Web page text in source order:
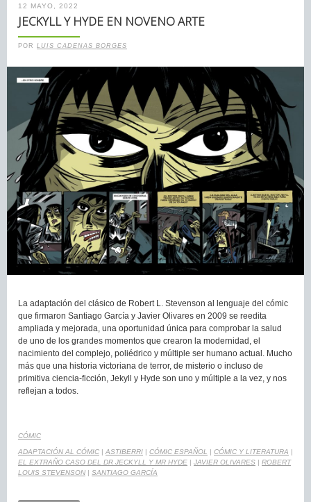
12 MAYO, 2022
JECKYLL Y HYDE EN NOVENO ARTE
POR LUIS CADENAS BORGES
La adaptación del clásico de Robert L. Stevenson al lenguaje del cómic
que firmaron Santiago García y Javier Olivares en 2009 se reedita
ampliada y mejorada, una oportunidad única para comprobar la salud
de uno de los grandes momentos que crearon la modernidad, el
nacimiento del complejo, poliédrico y múltiple ser humano actual. Mucho
más que una historia victoriana de terror, de misterio o incluso de
primitiva ciencia-ficción, Jekyll y Hyde son uno y múltiple a la vez, y nos
reflejan a todos.
CÓMIC
ADAPTACIÓN AL CÓMIC ASTIBERRI CÓMIC ESPAÑOL CÓMIC Y LITERATURA
EL EXTRAÑO CASO DEL DR JECKYLL Y MR HYDE
JAVIER OLIVARES
ROBERT
LOUIS STEVENSON
SANTIAGO GARCÍA